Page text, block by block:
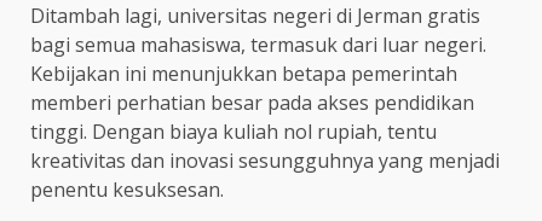
Ditambah lagi, universitas negeri di Jerman gratis
bagi semua mahasiswa, termasuk dari luar negeri.
Kebijakan ini menunjukkan betapa pemerintah
memberi perhatian besar pada akses pendidikan
tinggi. Dengan biaya kuliah nol rupiah, tentu
kreativitas dan inovasi sesungguhnya yang menjadi
penentu kesuksesan.